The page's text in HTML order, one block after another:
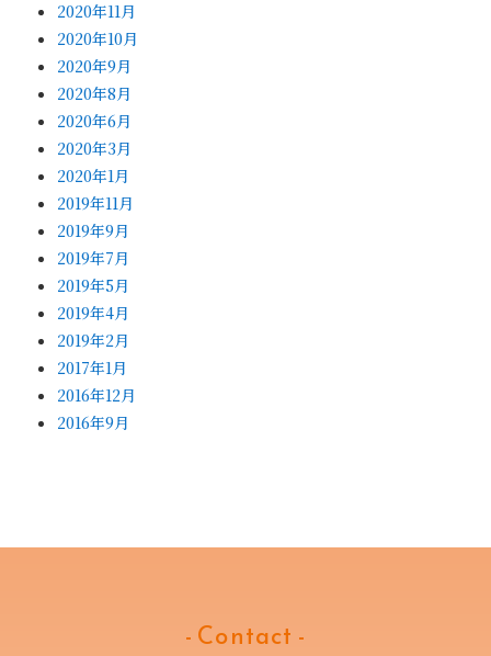
2020年11月
2020年10月
2020年9月
2020年8月
2020年6月
2020年3月
2020年1月
2019年11月
2019年9月
2019年7月
2019年5月
2019年4月
2019年2月
2017年1月
2016年12月
2016年9月
- Contact -